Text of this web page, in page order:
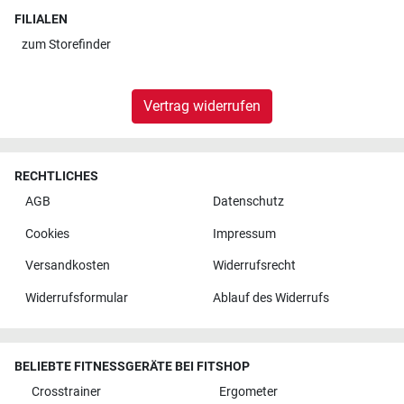
FILIALEN
zumStorefinder
Vertrag widerrufen
RECHTLICHES
AGB
Datenschutz
Cookies Impressum
Versandkosten Widerrufsrecht
Widerrufsformular Ablauf des Widerrufs
BELIEBTE FITNESSGERÄTE BEI FITSHOP
Crosstrainer
Ergometer